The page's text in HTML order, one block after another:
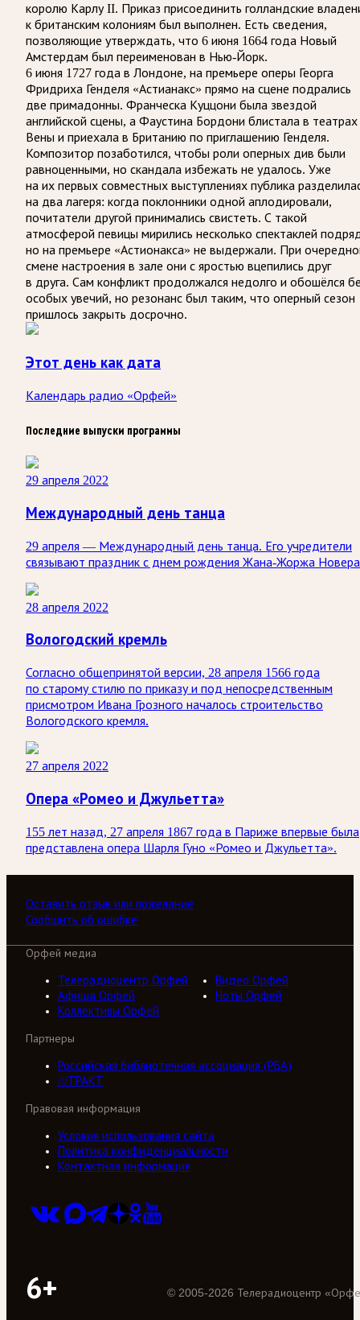
королю Карлу II. Приказ присоединить голландские
к британским колониям был выполнен. Есть сведения,
позволяющие утверждать, что 6 июня 1664 года Новый
Амстердам был переименован в Нью-Йорк.
6 июня 1727 года в Лондоне, на премьере оперы Георга
Фридриха Генделя «Астианакс» прямо на сцене подрались
две примадонны. Франческа Куццони была звездой
английской сцены, а Фаустина Бордони блистала в театрах
Вены и приехала в Британию по приглашению Генделя.
Композитор позаботился, чтобы роли оперных див были
равноценными, но скандала избежать не удалось. Уже
на их первых совместных выступлениях публика
на два лагеря: когда поклонники одной аплодировали,
почитатели другой принимались свистеть. С такой
атмосферой певицы мирились несколько спектаклей
но на премьере «Астионакса» не выдержали. При
смене настроения в зале они с яростью вцепились друг
в друга. Сам конфликт продолжался недолго и обошёлся
особых увечий, но резонанс был таким, что оперный сезон
пришлось закрыть досрочно.
Этот день как дата
Календарь радио «Орфей»
Последние выпуски программы
29 апреля 2022
Международный день танца
29 апреля — Международный день танца. Его учредители
связывают праздник с днем рождения Жана-Жоржа
28 апреля 2022
Вологодский кремль
Согласно общепринятой версии, 28 апреля 1566 года
по старому стилю по приказу и под непосредственным
присмотром Ивана Грозного началось строительство
Вологодского кремля.
27 апреля 2022
Опера «Ромео и Джульетта»
155 лет назад, 27 апреля 1867 года в Париже впервые была
представлена опера Шарля Гуно «Ромео и Джульетта».
Оставить отзыв или пожелание
Сообщить об ошибке
Орфей медиа
Телерадиоцентр Орфей
Видео Орфей
Афиша Орфей
Ноты Орфей
Коллективы Орфей
Партнеры
Российская библиотечная ассоциация (РБА)
///ТРАКТ
Правовая информация
Условия использования сайта
Политика конфиденциальности
Контактная информация
6+ © 2005-2026 Телерадиоцентр